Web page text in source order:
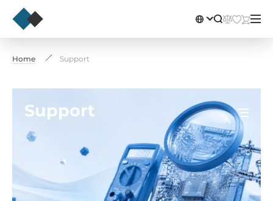
Home Support
Support